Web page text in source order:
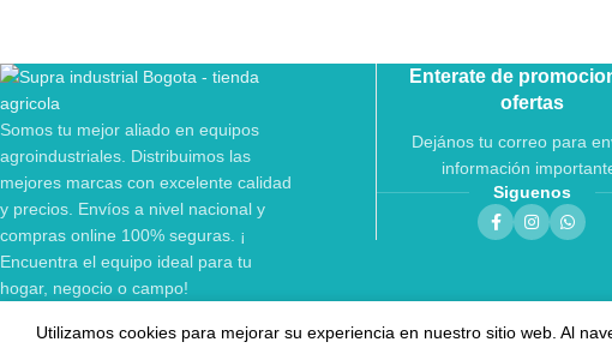
Somos tu mejor aliado en equipos
agroindustriales. Distribuimos las
mejores marcas con excelente calidad
y precios. Envíos a nivel nacional y
compras online 100% seguras. ¡
Encuentra el equipo ideal para tu
hogar, negocio o campo!
Enterate de
ofertas
Dejános tu correo para
información
Siguenos
Utilizamos cookies para mejorar su experiencia en nuestro sitio web. Al